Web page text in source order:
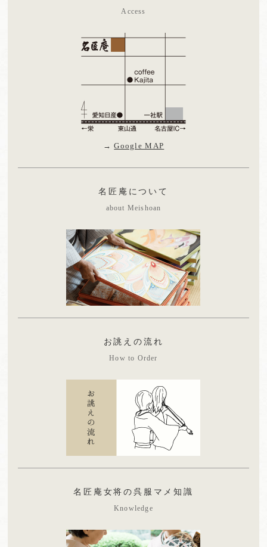
Access
→Google MAP
名匠庵について
about Meishoan
お誂えの流れ
How to Order
名匠庵女将の呉服マメ知識
Knowledge